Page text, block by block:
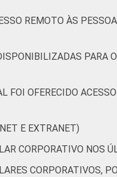
PARA
FOI OFERECIDO
E EXTRANET)
CORPORATIVO NOS
CORPORATIVOS,